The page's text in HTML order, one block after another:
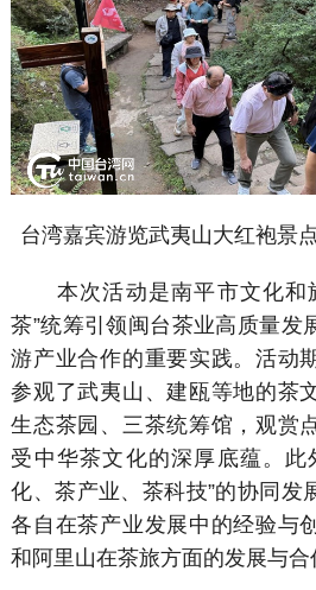
台湾嘉宾游览武夷山大红袍景
本次活动是南平市文化和
茶”统筹引领闽台茶业高质量发
游产业合作的重要实践。活动
参观了武夷山、建瓯等地的茶
生态茶园、三茶统筹馆，观赏
受中华茶文化的深厚底蕴。此
化、茶产业、茶科技”的协同发
各自在茶产业发展中的经验与
和阿里山在茶旅方面的发展与合